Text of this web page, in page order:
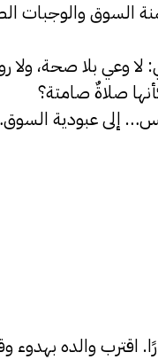
السوق والوجبات
وعي بلا صحة،
صلاةٌ صامتة؟
إلى عبودية
والده بهدوء